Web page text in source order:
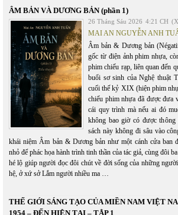
ÂM BẢN VÀ DƯƠNG BẢN (phần 1)
26 Tháng Sáu 2026 4:21 CH
MAI AN NGUYỄN ANH
Âm bản & Dương bản
gốc từ điện ảnh phim nhựa,
phim chiếu rạp, liên quan đến
buổi sơ sinh của Nghệ thuật
cuối thế kỷ XIX (hiện phim
chiếu phim nhựa đã được đưa
cái quy trình mà nếu ai đó
không bao giờ có được
sách này không đi sâu vào
khái niệm Âm bản & Dương bản như một cánh cửa ban
nhỏ để phác họa hành trình tinh thần của tác giả, cùng đôi
hé lộ giúp người đọc đôi chút về đời sống của những
hệ, ở xứ sở Lắm người nhiều ma …
THẾ GIỚI SÁNG TẠO CỦA MIỀN NAM VIỆT
1954 – ĐẾN HIỆN TẠI – TẬP 1